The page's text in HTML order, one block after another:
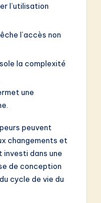
l’utilisation
l’accès non
la complexité
une
peuvent
changements et
dans une
de conception
cycle de vie du